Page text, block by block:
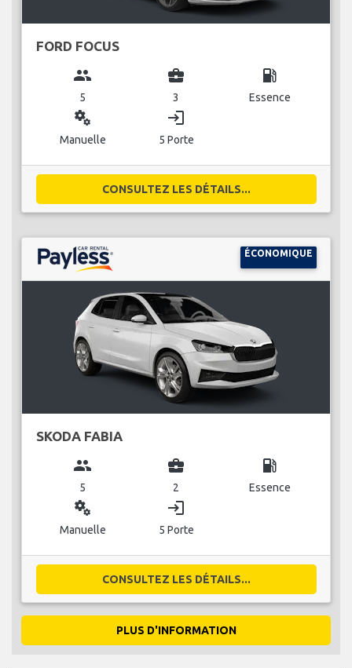
FORD FOCUS
group
5
business_center
3
local_gas_station
Essence
miscellaneous_services
Manuelle
login
5 Porte
CONSULTEZ LES DÉTAILS...
ÉCONOMIQUE
SKODA FABIA
group
5
business_center
2
local_gas_station
Essence
miscellaneous_services
Manuelle
login
5 Porte
CONSULTEZ LES DÉTAILS...
PLUS D'INFORMATION